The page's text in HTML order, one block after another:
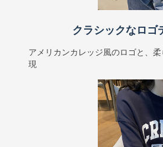
クラシックなロゴ
アメリカンカレッジ風のロゴと、
現